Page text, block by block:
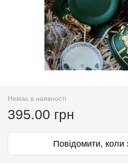
Немає в наявності
395.00 грн
Повідомити, коли